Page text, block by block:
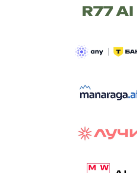
к построению бизнеса и созданию технологий под
ТРЕК «AI-NATIVE»
И БИТВА АГЕНТОВ